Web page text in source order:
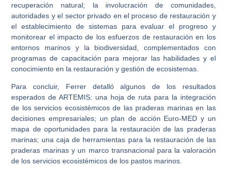
recuperación natural; la involucración de comunidades,
autoridades y el sector privado en el proceso de restauración y
el establecimiento de sistemas para evaluar el progreso y
monitorear el impacto de los esfuerzos de restauración en los
entornos marinos y la biodiversidad, complementados con
programas de capacitación para mejorar las habilidades y el
conocimiento en la restauración y gestión de ecosistemas.
Para concluir, Ferrer detalló algunos de los resultados
esperados de ARTEMIS: una hoja de ruta para la integración
de los servicios ecosistémicos de las praderas marinas en las
decisiones empresariales; un plan de acción Euro-MED y un
mapa de oportunidades para la restauración de las praderas
marinas; una caja de herramientas para la restauración de las
praderas marinas y un marco transnacional para la valoración
de los servicios ecosistémicos de los pastos marinos.